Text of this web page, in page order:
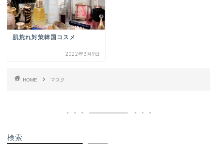
肌荒れ対策韓国コスメ
2022年3月9日
HOME マスク
検索